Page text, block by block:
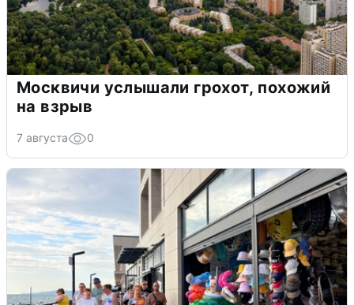
Москвичи услышали грохот, похожий
на взрыв
7 августа 0